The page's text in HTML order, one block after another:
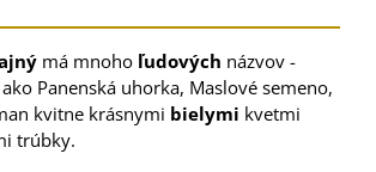
má mnoho ľudových názvov -
Panenská uhorka, Maslové semeno,
kvitne krásnymi bielymi kvetmi
trúbky.